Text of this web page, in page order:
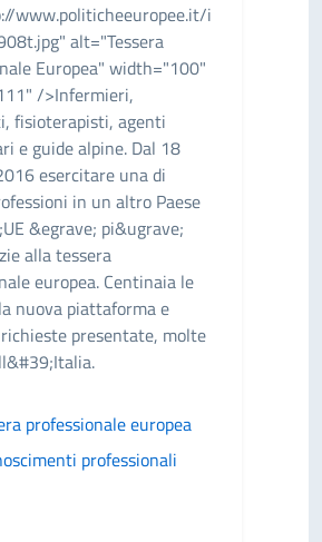
www.politicheeuropee.it/i
alt="Tessera
Europea" width="100"
/>Infermieri,
fisioterapisti, agenti
e guide alpine. Dal 18
esercitare una di
in un altro Paese
&egrave; pi&ugrave;
alla tessera
europea. Centinaia le
nuova piattaforma e
presentate, molte
professionale europea
professionali